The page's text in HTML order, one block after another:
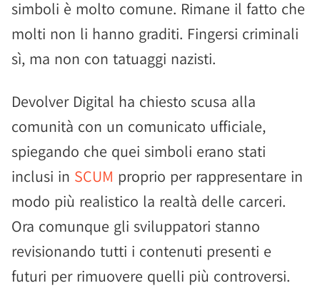
simboli è molto comune. Rimane il fatto che
molti non li hanno graditi. Fingersi criminali
sì, ma non con tatuaggi nazisti.
Devolver Digital ha chiesto scusa alla
comunità con un comunicato ufficiale,
spiegando che quei simboli erano stati
inclusi in SCUM proprio per rappresentare in
modo più realistico la realtà delle carceri.
Ora comunque gli sviluppatori stanno
revisionando tutti i contenuti presenti e
futuri per rimuovere quelli più controversi.